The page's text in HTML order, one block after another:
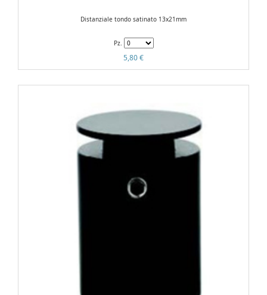
Distanziale tondo satinato 13x21mm
Pz.
5,80 €